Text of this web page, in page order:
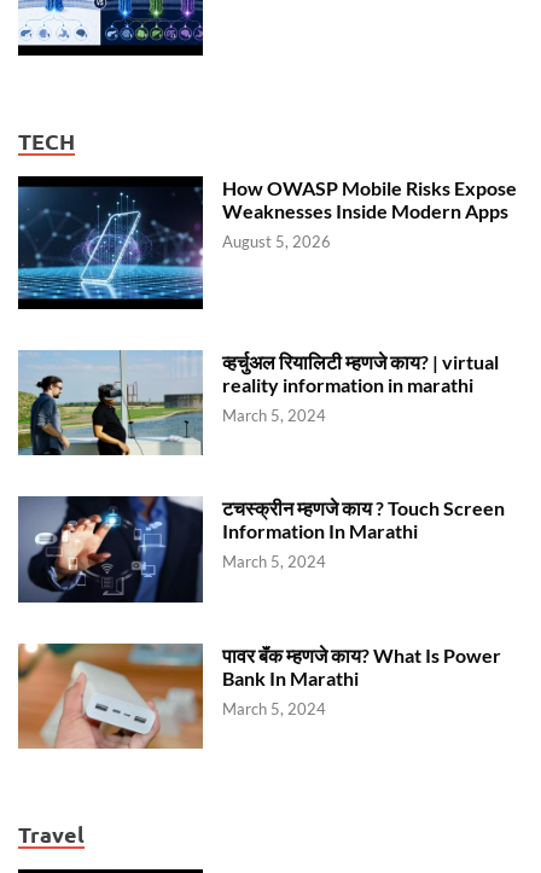
TECH
How OWASP Mobile Risks Expose
Weaknesses Inside Modern Apps
August 5, 2026
व्हर्चुअल रियालिटी म्हणजे काय? | virtual
reality information in marathi
March 5, 2024
टचस्क्रीन म्हणजे काय ? Touch Screen
Information In Marathi
March 5, 2024
पावर बॅंक म्हणजे काय? What Is Power
Bank In Marathi
March 5, 2024
Travel